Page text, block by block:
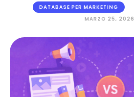
DATABASE PER MARKETING
MARZO 25, 2026